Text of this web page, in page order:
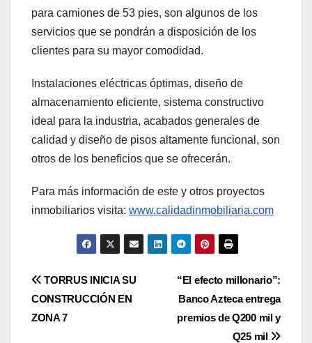
para camiones de 53 pies, son algunos de los
servicios que se pondrán a disposición de los
clientes para su mayor comodidad.
Instalaciones eléctricas óptimas, diseño de
almacenamiento eficiente, sistema constructivo
ideal para la industria, acabados generales de
calidad y diseño de pisos altamente funcional, son
otros de los beneficios que se ofrecerán.
Para más información de este y otros proyectos
inmobiliarios visita: www.calidadinmobiliaria.com
Navegación
de
“El efecto millonario”:
Banco Azteca entrega
premios de Q200 mil y
Q25 mil
TORRUS INICIA SU
CONSTRUCCIÓN EN
ZONA 7